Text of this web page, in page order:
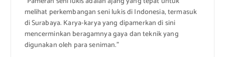
melihat perkembangan seni lukis di Indonesia, termasuk
di Surabaya. Karya-karya yang dipamerkan di sini
mencerminkan beragamnya gaya dan teknik yang
digunakan oleh para seniman.”